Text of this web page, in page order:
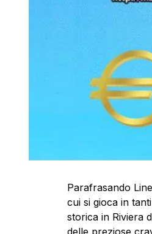
Parafrasando
cui si gioca in
storica in Riviera
delle preziose